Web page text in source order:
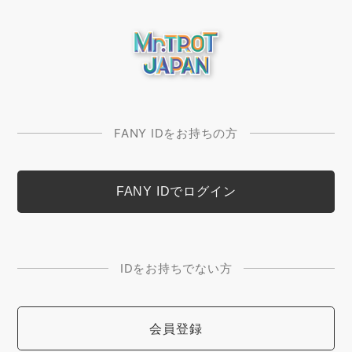
FANY IDをお持ちの方
IDをお持ちでない方
会員登録